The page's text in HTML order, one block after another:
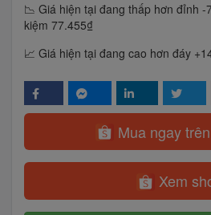
📉 Giá hiện tại đang thấp hơn đỉnh -
kiệm 77.455₫
📈 Giá hiện tại đang cao hơn đáy
Mua ngay
Xem